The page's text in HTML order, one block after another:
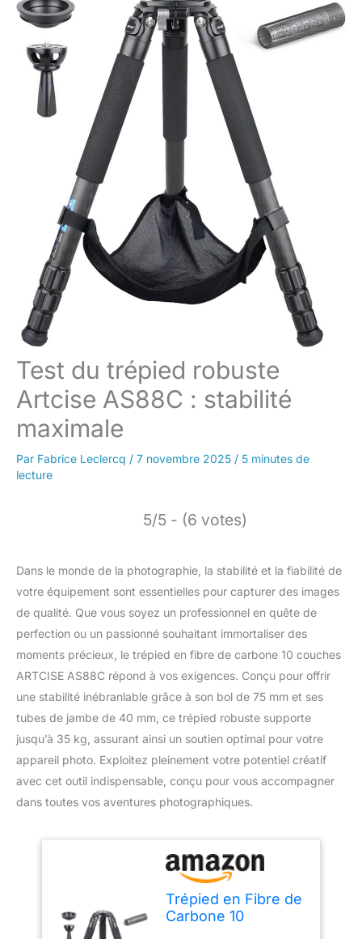
Test du trépied robuste
Artcise AS88C : stabilité
maximale
Par Fabrice Leclercq / 7 novembre 2025 / 5 minutes de
lecture
5/5 - (6 votes)
Dans le monde de la photographie, la stabilité et la fiabilité de
votre équipement sont essentielles pour capturer des images
de qualité. Que vous soyez un professionnel en quête de
perfection ou un passionné souhaitant immortaliser des
moments précieux, le trépied en fibre de carbone 10 couches
ARTCISE AS88C répond à vos exigences. Conçu pour offrir
une stabilité inébranlable grâce à son bol de 75 mm et ses
tubes de jambe de 40 mm, ce trépied robuste supporte
jusqu’à 35 kg, assurant ainsi un soutien optimal pour votre
appareil photo. Exploitez pleinement votre potentiel créatif
avec cet outil indispensable, conçu pour vous accompagner
dans toutes vos aventures photographiques.
Trépied en Fibre de
Carbone 10